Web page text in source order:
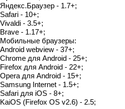
Яндекс.Браузер - 1.7+;
Safari - 10+;
Vivaldi - 3.5+;
Brave - 1.17+;
Мобильные браузеры:
Android webview - 37+;
Chrome для Android - 25+;
Firefox для Android - 22+;
Opera для Android - 15+;
Samsung Internet - 1.5+;
Safari для iOS - 8+;
KaiOS (Firefox OS v2.6) - 2.5;